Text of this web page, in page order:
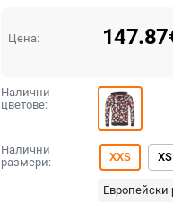
Цена: 147.87
Налични
цветове:
Налични
размери:
XXS XS
Европейски